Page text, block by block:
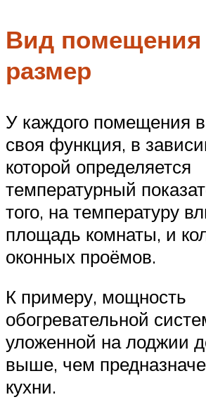
Вид помещения
размер
У каждого помещения
своя функция, в
которой определяется
температурный
того, на температуру
площадь комнаты, и
оконных проёмов.
К примеру, мощность
обогревательной
уложенной на лоджии
выше, чем
кухни.